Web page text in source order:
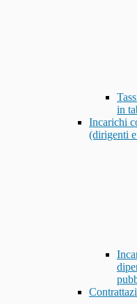
in
Incarichi
(dirigenti